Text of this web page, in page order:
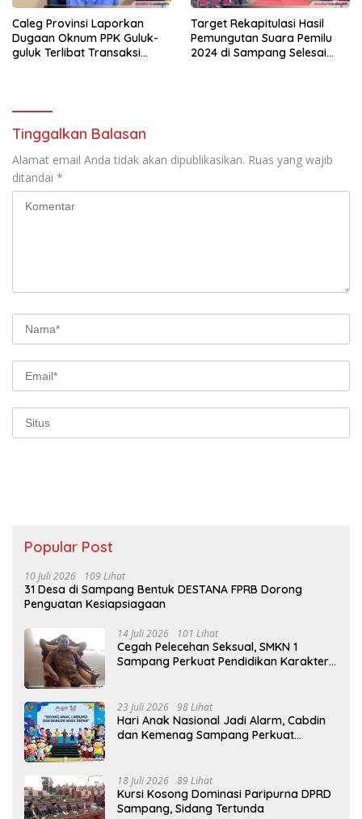
Caleg Provinsi Laporkan
Dugaan Oknum PPK Guluk-
guluk Terlibat Transaksi
Target Rekapitulasi Hasil
Pemungutan Suara Pemilu
2024 di Sampang Selesai
Tinggalkan Balasan
Alamat email Anda tidak akan dipublikasikan. Ruas yang wajib
ditandai *
Popular Post
10 Juli 2026 109 Lihat
31 Desa di Sampang Bentuk DESTANA FPRB Dorong
Penguatan Kesiapsiagaan
14 Juli 2026 101 Lihat
Cegah Pelecehan Seksual, SMKN 1
Sampang Perkuat Pendidikan Karakter
23 Juli 2026 98 Lihat
Hari Anak Nasional Jadi Alarm, Cabdin
dan Kemenag Sampang Perkuat
18 Juli 2026 89 Lihat
Kursi Kosong Dominasi Paripurna DPRD
Sampang, Sidang Tertunda